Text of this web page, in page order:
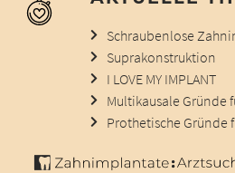
Schraubenlose
Suprakonstruktion
I LOVE MY IMPLANT
Multikausale Gründe
Prothetische Gründe